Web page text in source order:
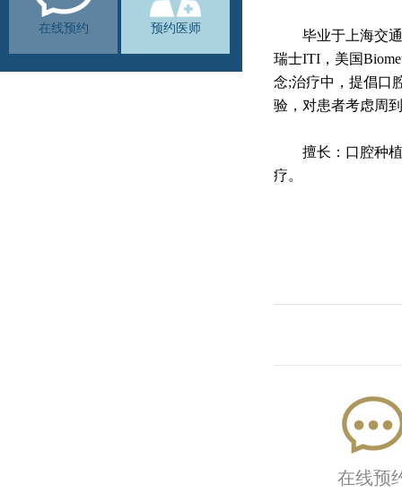
在线预约 预约医师
毕业于上海交通
瑞士ITI，美国
念;治疗中，提倡口
验，对患者考虑周
擅长：口腔种植
疗。
在线预